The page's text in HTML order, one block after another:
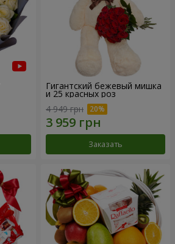
Гигантский бежевый мишка
и 25 красных роз
4 949 грн
Заказать